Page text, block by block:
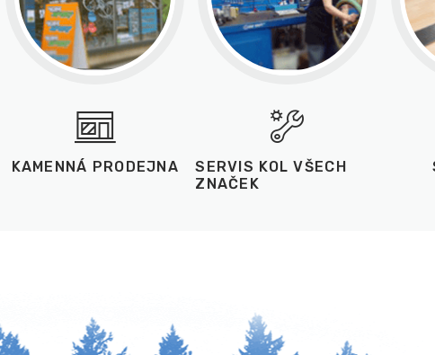
KAMENNÁ PRODEJNA
SERVIS KOL VŠECH
ZNAČEK